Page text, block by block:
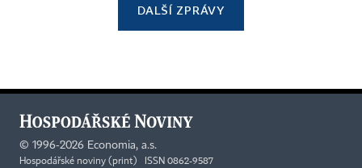
DALŠÍ ZPRÁVY
© 1996-2026 Economia, a.s.
Hospodářské noviny (print) ISSN 0862-9587